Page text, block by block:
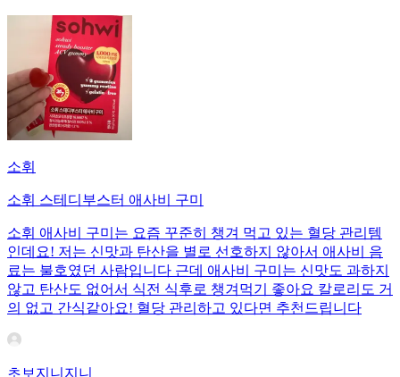
소휘
소휘 스테디부스터 애사비 구미
소휘 애사비 구미는 요즘 꾸준히 챙겨 먹고 있는 혈당 관리템
인데요! 저는 신맛과 탄산을 별로 선호하지 않아서 애사비 음
료는 불호였던 사람입니다 근데 애사비 구미는 신맛도 과하지
않고 탄산도 없어서 식전 식후로 챙겨먹기 좋아요 칼로리도 거
의 없고 간식같아요! 혈당 관리하고 있다면 추천드립니다
초보지니지니